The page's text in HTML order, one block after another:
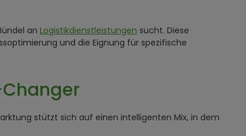
an Logistikdienstleistungen sucht. Diese
und die Eignung für spezifische
stützt sich auf einen intelligenten Mix, in dem